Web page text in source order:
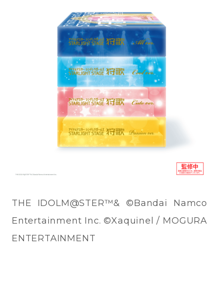
THE IDOLM@STER™& ©Bandai Namco
Entertainment Inc. ©Xaquinel / MOGURA
ENTERTAINMENT